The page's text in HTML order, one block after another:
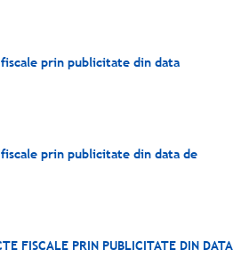
prin publicitate din data
prin publicitate din data de
FISCALE PRIN PUBLICITATE DIN DATA